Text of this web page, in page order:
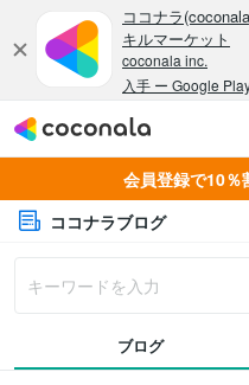
会員登録で10％
ココナラブログ
ブログ